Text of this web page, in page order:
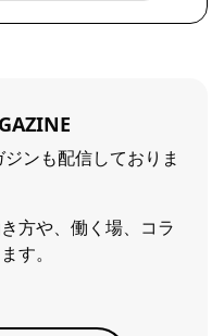
ンも配信しておりま
方や、働く場、コラ
す。